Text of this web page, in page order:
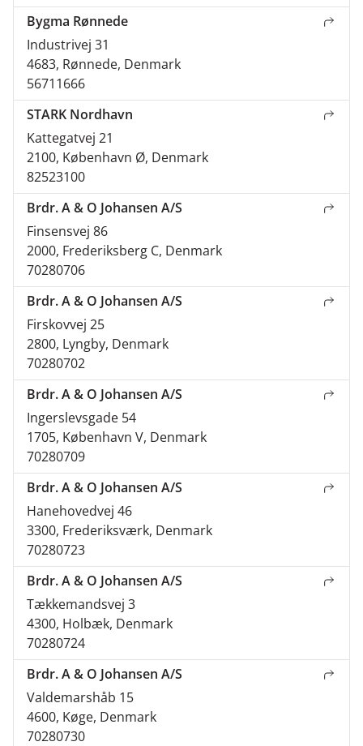
Bygma Rønnede
Industrivej 31
4683, Rønnede, Denmark
56711666
STARK Nordhavn
Kattegatvej 21
2100, København Ø, Denmark
82523100
Brdr. A & O Johansen A/S
Finsensvej 86
2000, Frederiksberg C, Denmark
70280706
Brdr. A & O Johansen A/S
Firskovvej 25
2800, Lyngby, Denmark
70280702
Brdr. A & O Johansen A/S
Ingerslevsgade 54
1705, København V, Denmark
70280709
Brdr. A & O Johansen A/S
Hanehovedvej 46
3300, Frederiksværk, Denmark
70280723
Brdr. A & O Johansen A/S
Tækkemandsvej 3
4300, Holbæk, Denmark
70280724
Brdr. A & O Johansen A/S
Valdemarshåb 15
4600, Køge, Denmark
70280730